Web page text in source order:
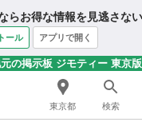
らお得な情報を見逃さない
ール アプリで開く
の掲示板 ジモティー 東京版
東京都 検索